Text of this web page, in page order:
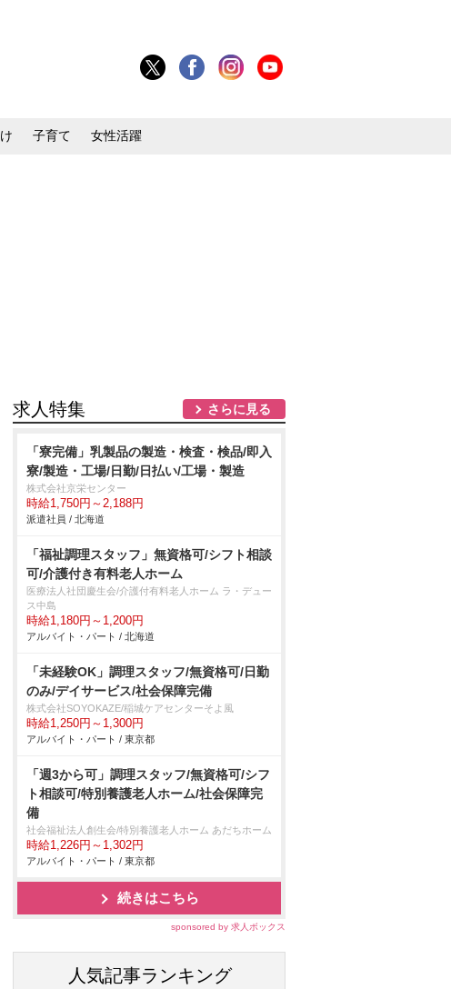
子育て 女性活躍
求人特集 さらに見る
「寮完備」乳製品の製造・検査・検品/即入
寮/製造・工場/日勤/日払い/工場・製造
株式会社京栄センター
時給1,750円～2,188円
派遣社員 / 北海道
「福祉調理スタッフ」無資格可/シフト相談
可/介護付き有料老人ホーム
医療法人社団慶生会/介護付有料老人ホーム ラ・デュー
ス中島
時給1,180円～1,200円
アルバイト・パート / 北海道
「未経験OK」調理スタッフ/無資格可/日勤
のみ/デイサービス/社会保障完備
株式会社SOYOKAZE/稲城ケアセンターそよ風
時給1,250円～1,300円
アルバイト・パート / 東京都
「週3から可」調理スタッフ/無資格可/シフ
ト相談可/特別養護老人ホーム/社会保障完
備
社会福祉法人創生会/特別養護老人ホーム あだちホーム
時給1,226円～1,302円
アルバイト・パート / 東京都
続きはこちら
sponsored by 求人ボックス
人気記事ランキング